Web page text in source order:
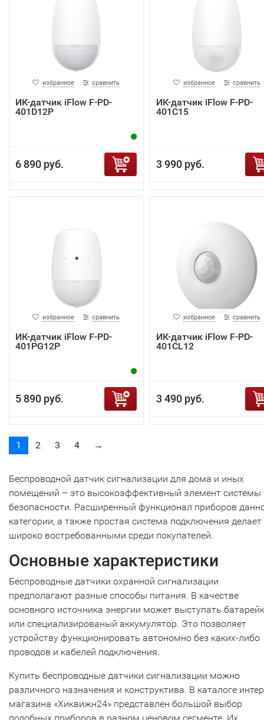
избранное сравнить
ИК-датчик iFlow F-PD-
401D12P
6 890 руб.
избранное сравнить
ИК-датчик iFlow F-PD-
401C15
3 990 руб.
избранное сравнить
ИК-датчик iFlow F-PD-
401PG12P
5 890 руб.
избранное сравнить
ИК-датчик iFlow F-PD-
401CL12
3 490 руб.
1 2 3 4 →
Беспроводной датчик сигнализации для дома и иных
помещений – это высокоэффективный элемент системы
безопасности. Расширенный функционал приборов
категории, а также простая система подключения делает
широко востребованными среди покупателей.
Основные характеристики
Беспроводные датчики охранной сигнализации
предполагают разные способы питания. В качестве
основного источника энергии может выступать
или специализированый аккумулятор. Это позволяет
устройству функционировать автономно без каких-либо
проводов и кабелей подключения.
Купить беспроводные датчики сигнализации можно
различного назначения и конструктива. В каталоге
магазина «Хиквижн24» представлен большой выбор